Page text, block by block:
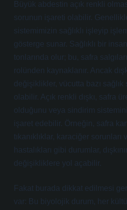
Büyük abdestin açık renkli
sorunun işareti olabilir.
sistemimizin sağlıklı işleyip
gösterge sunar. Sağlıklı bir
tonlarında olur; bu, safra
rolünden kaynaklanır. Ancak
değişiklikler, vücutta bazı sağlık
olabilir. Açık renkli dışkı, safra
olduğunu veya sindirim
işaret edebilir. Örneğin, safra
tıkanıklıklar, karaciğer sorunları
hastalıkları gibi durumlar,
değişikliklere yol açabilir.
Fakat burada dikkat edilmesi
var: Bu biyolojik durum, her